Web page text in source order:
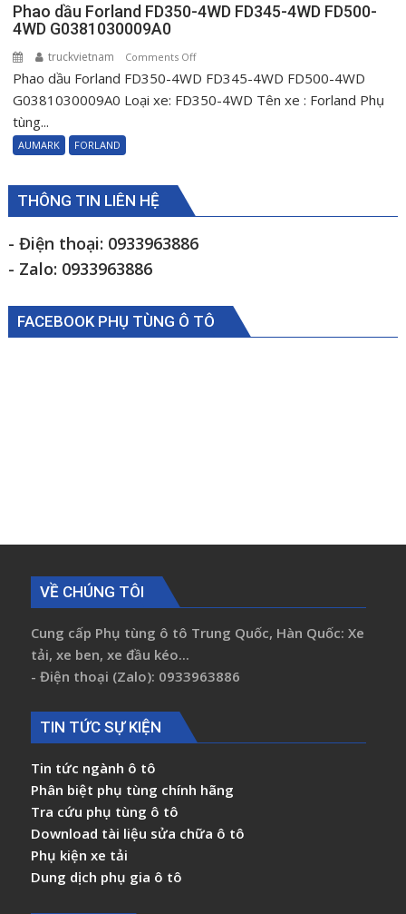
Phao dầu Forland FD350-4WD FD345-4WD FD500-
4WD G0381030009A0
truckvietnam Comments Offon
Phao
dầu
FD500-
4WD
Phao dầu Forland FD350-4WD FD345-4WD FD500-4WD
G0381030009A0 Loại xe: FD350-4WD Tên xe : Forland Phụ
tùng...
AUMARK FORLAND
THÔNG TIN LIÊN HỆ
- Điện thoại: 0933963886
- Zalo: 0933963886
FACEBOOK PHỤ TÙNG Ô TÔ
VỀ CHÚNG TÔI
Cung cấp Phụ tùng ô tô Trung Quốc, Hàn Quốc: Xe
tải, xe ben, xe đầu kéo...
- Điện thoại (Zalo): 0933963886
TIN TỨC SỰ KIỆN
Tin tức ngành ô tô
Phân biệt phụ tùng chính hãng
Tra cứu phụ tùng ô tô
Download tài liệu sửa chữa ô tô
Phụ kiện xe tải
Dung dịch phụ gia ô tô